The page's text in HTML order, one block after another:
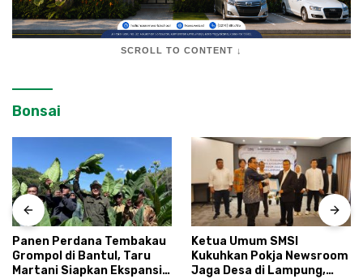
SCROLL TO CONTENT ↓
Bonsai
Panen Perdana Tembakau
Grompol di Bantul, Taru
Martani Siapkan Ekspansi
Ketua Umum SMSI
Kukuhkan Pokja Newsroom
Jaga Desa di Lampung,